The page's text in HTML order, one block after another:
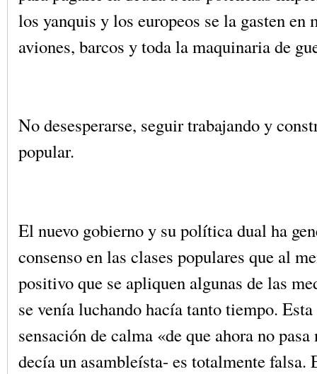
los yanquis y los europeos se la gasten en
aviones, barcos y toda la maquinaria de
No desesperarse, seguir trabajando y
popular.
El nuevo gobierno y su política dual ha
consenso en las clases populares que al
positivo que se apliquen algunas de las
se venía luchando hacía tanto tiempo. Esta
sensación de calma «de que ahora no
decía un asambleísta- es totalmente falsa.